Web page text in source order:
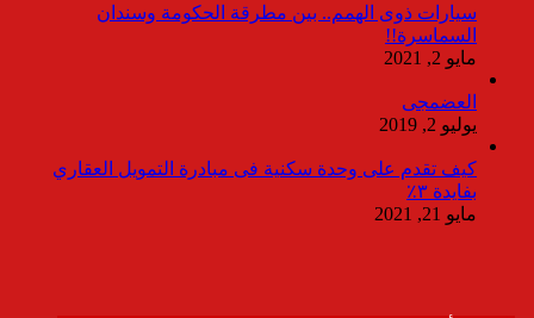
سيارات ذوى الهمم.. بين مطرقة الحكومة وسندان
السماسرة!!
مايو 2, 2021
العضمجى
يوليو 2, 2019
كيف تقدم على وحدة سكنية فى مبادرة التمويل العقاري
بفايدة ٣٪
مايو 21, 2021